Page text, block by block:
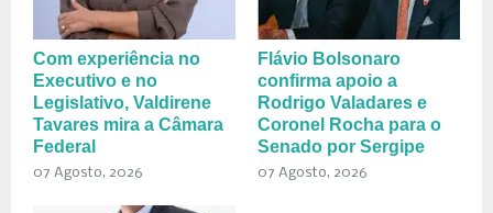
Com experiência no
Executivo e no
Legislativo, Valdirene
Tavares mira a Câmara
Federal
07 Agosto, 2026
Flávio Bolsonaro
confirma apoio a
Rodrigo Valadares e
Coronel Rocha para o
Senado por Sergipe
07 Agosto, 2026